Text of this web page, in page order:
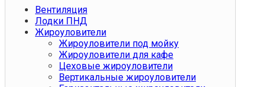
Вентиляция
Лодки ПНД
Жироуловители
Жироуловители под мойку
Жироуловители для кафе
Цеховые жироуловители
Вертикальные жироуловители